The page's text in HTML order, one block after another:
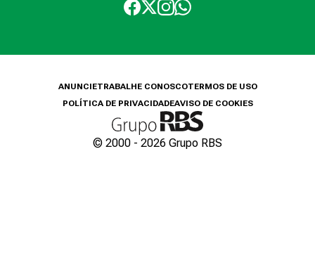
ANUNCIETRABALHE CONOSCOTERMOS DE USO
POLÍTICA DE PRIVACIDADEAVISO DE COOKIES
© 2000 - 2026 Grupo RBS